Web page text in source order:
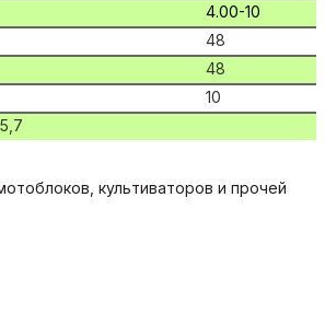
4.00-10
48
48
10
культиваторов и прочей